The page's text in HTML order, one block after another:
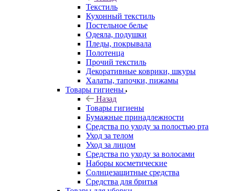
Текстиль
Кухонный текстиль
Постельное белье
Одеяла, подушки
Пледы, покрывала
Полотенца
Прочий текстиль
Декоративные коврики, шкуры
Халаты, тапочки, пижамы
Товары гигиены
Назад
Товары гигиены
Бумажные принадлежности
Средства по уходу за полостью рта
Уход за телом
Уход за лицом
Средства по уходу за волосами
Наборы косметические
Солнцезащитные средства
Средства для бритья